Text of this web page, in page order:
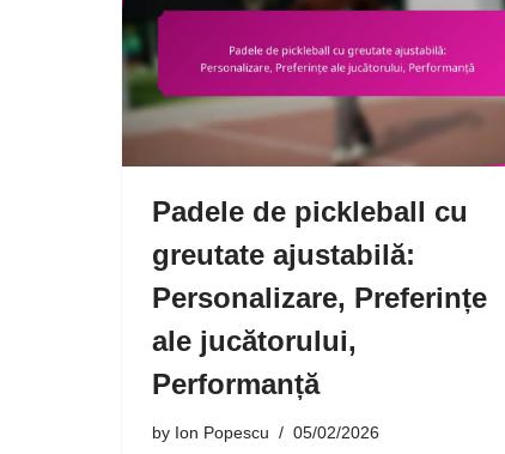
Padele de pickleball cu
greutate ajustabilă:
Personalizare, Preferințe
ale jucătorului,
Performanță
by Ion Popescu 05/02/2026